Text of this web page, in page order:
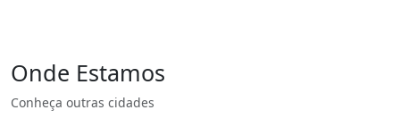
Onde Estamos
Conheça outras cidades